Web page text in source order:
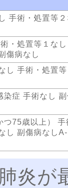
手術・処置等
・処置等１な
傷病なし
し 手術・処置
染症 手術なし
つ75歳以上） 手
し 副傷病なしA-
炎が